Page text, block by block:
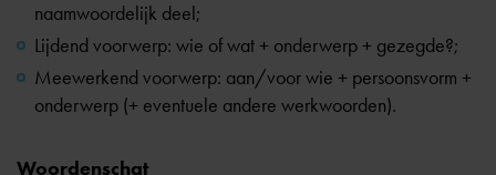
naamwoordelijk deel;
Lijdend voorwerp: wie of wat + onderwerp + gezegde?;
Meewerkend voorwerp: aan/voor wie + persoonsvorm +
onderwerp (+ eventuele andere werkwoorden).
Woordenschat